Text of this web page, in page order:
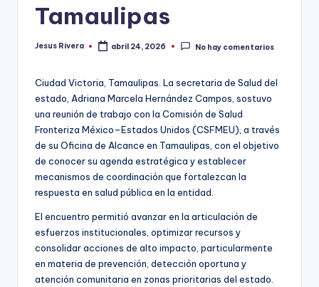
Tamaulipas
Publicado
Jesus Rivera abril 24, 2026 No hay comentarios
Ciudad Victoria, Tamaulipas. La secretaria de Salud del
estado, Adriana Marcela Hernández Campos, sostuvo
una reunión de trabajo con la Comisión de Salud
Fronteriza México–Estados Unidos (CSFMEU), a través
de su Oficina de Alcance en Tamaulipas, con el objetivo
de conocer su agenda estratégica y establecer
mecanismos de coordinación que fortalezcan la
respuesta en salud pública en la entidad.
El encuentro permitió avanzar en la articulación de
esfuerzos institucionales, optimizar recursos y
consolidar acciones de alto impacto, particularmente
en materia de prevención, detección oportuna y
atención comunitaria en zonas prioritarias del estado.